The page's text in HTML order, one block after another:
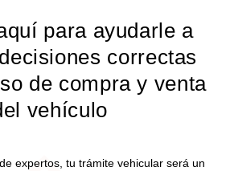
para ayudarle a
correctas
de compra y venta
vehículo
expertos, tu trámite vehicular será un